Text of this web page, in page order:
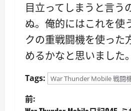
目立ってしまうと言う
ぬ。俺的にはこれを使
クの重戦闘機を使った
めるかなと思いました。
Tags: War Thunder Mobile 戦闘
投
前: